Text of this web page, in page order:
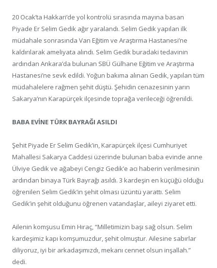
20 Ocak’ta Hakkari’de yol kontrolü sırasında mayına basan
Piyade Er Selim Gedik ağır yaralandı. Selim Gedik yapılan ilk
müdahale sonrasında Van Eğitim ve Araştırma Hastanesi’ne
kaldırılarak ameliyata alındı. Selim Gedik buradaki tedavinin
ardından Ankara’da bulunan SBÜ Gülhane Eğitim ve Araştırma
Hastanesi’ne sevk edildi. Yoğun bakıma alınan Gedik, yapılan tüm
müdahalelere rağmen şehit düştü. Şehidin cenazesinin yarın
Sakarya’nın Karapürçek ilçesinde toprağa verileceği öğrenildi.
BABA EVİNE TÜRK BAYRAĞI ASILDI
Şehit Piyade Er Selim Gedik’in, Karapürçek ilçesi Cumhuriyet
Mahallesi Sakarya Caddesi üzerinde bulunan baba evinde anne
Ülviye Gedik ve ağabeyi Cengiz Gedik’e acı haberin verilmesinin
ardından binaya Türk Bayrağı asıldı. 3 kardeşin en küçüğü olduğu
öğrenilen Selim Gedik’in şehit olması üzüntü yarattı. Selim
Gedik’in şehit olduğunu öğrenen vatandaşlar, aileyi ziyaret etti.
Ailenin komşusu Emin Hıraç, “Milletimizin başı sağ olsun. Selim
kardeşimiz kapı komşumuzdur, şehit olmuştur. Ailesine sabırlar
diliyoruz, iyi bir arkadaşımızdı, mekanı cennet olsun inşallah.”
dedi.